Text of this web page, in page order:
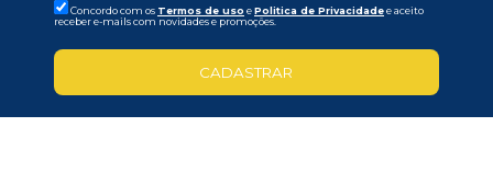
Concordo com os Termos de uso ePolitica de Privacidadee aceito
receber e-mails com novidades e promoções.
CADASTRAR